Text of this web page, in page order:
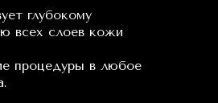
глубокому
всех слоев кожи
процедуры в любое